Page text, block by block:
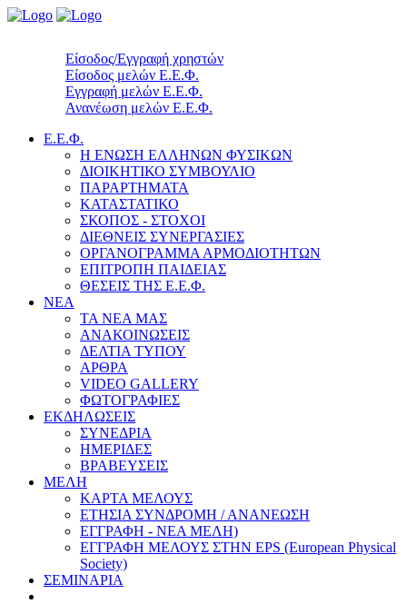
Είσοδος/Εγγραφή χρηστών
Είσοδος μελών Ε.Ε.Φ.
Εγγραφή μελών Ε.Ε.Φ.
Ανανέωση μελών Ε.Ε.Φ.
Ε.Ε.Φ.
Η ΕΝΩΣΗ ΕΛΛΗΝΩΝ ΦΥΣΙΚΩΝ
ΔΙΟΙΚΗΤΙΚΟ ΣΥΜΒΟΥΛΙΟ
ΠΑΡΑΡΤΗΜΑΤΑ
ΚΑΤΑΣΤΑΤΙΚΟ
ΣΚΟΠΟΣ - ΣΤΟΧΟΙ
ΔΙΕΘΝΕΙΣ ΣΥΝΕΡΓΑΣΙΕΣ
ΟΡΓΑΝΟΓΡΑΜΜΑ ΑΡΜΟΔΙΟΤΗΤΩΝ
ΕΠΙΤΡΟΠΗ ΠΑΙΔΕΙΑΣ
ΘΕΣΕΙΣ ΤΗΣ Ε.Ε.Φ.
ΝΕΑ
ΤΑ ΝΕΑ ΜΑΣ
ΑΝΑΚΟΙΝΩΣΕΙΣ
ΔΕΛΤΙΑ ΤΥΠΟΥ
ΑΡΘΡΑ
VIDEO GALLERY
ΦΩΤΟΓΡΑΦΙΕΣ
ΕΚΔΗΛΩΣΕΙΣ
ΣΥΝΕΔΡΙΑ
ΗΜΕΡΙΔΕΣ
ΒΡΑΒΕΥΣΕΙΣ
ΜΕΛΗ
ΚΑΡΤΑ ΜΕΛΟΥΣ
ΕΤΗΣΙΑ ΣΥΝΔΡΟΜΗ / ΑΝΑΝΕΩΣΗ
ΕΓΓΡΑΦΗ - ΝΕΑ ΜΕΛΗ)
ΕΓΓΡΑΦΗ ΜΕΛΟΥΣ ΣΤΗΝ EPS (European Physical
Society)
ΣΕΜΙΝΑΡΙΑ